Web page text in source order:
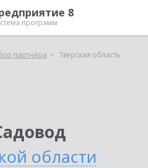
8
программ
партнёра Тверская область
области